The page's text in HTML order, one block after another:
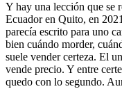
Y hay una lección que se
Ecuador en Quito, en
parecía escrito para uno
bien cuándo morder,
suele vender certeza. El
vende precio. Y entre
quedo con lo segundo.